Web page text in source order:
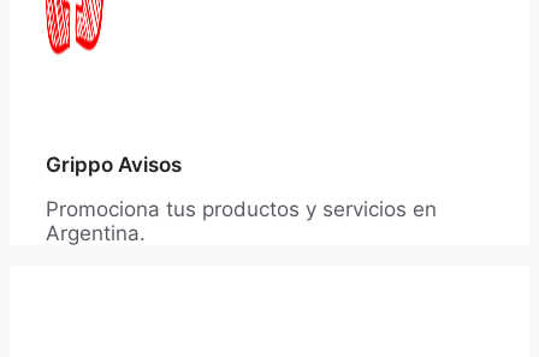
Grippo Avisos
Promociona tus productos y servicios en
Argentina.